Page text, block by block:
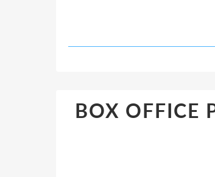
BOX OFFICE